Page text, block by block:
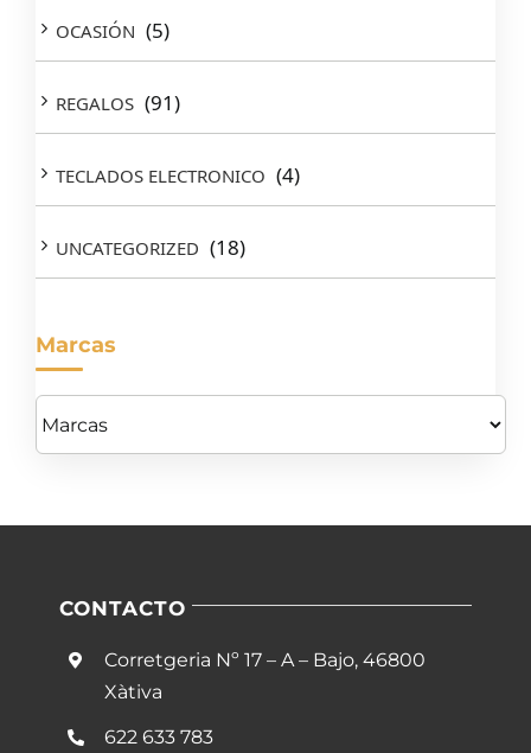
OCASIÓN (5)
REGALOS (91)
TECLADOS ELECTRONICO (4)
UNCATEGORIZED (18)
Marcas
CONTACTO
Corretgeria Nº 17 – A – Bajo, 46800
Xàtiva
622 633 783